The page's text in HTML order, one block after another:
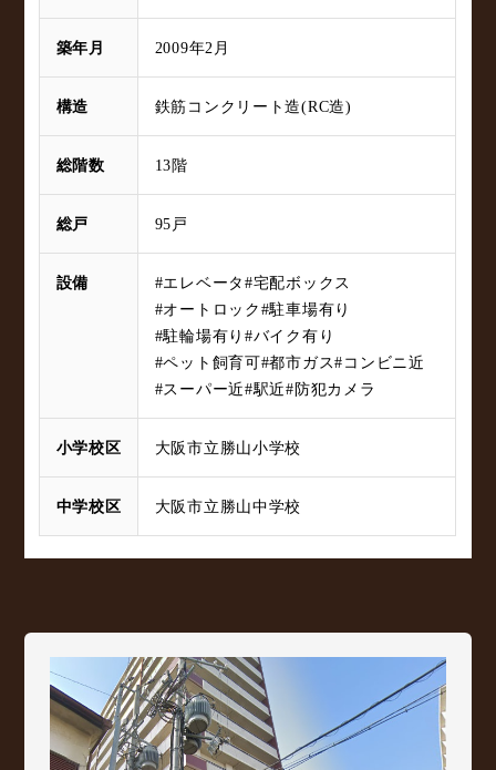
築年月 2009年2月
構造 鉄筋コンクリート造(RC造)
総階数 13階
総戸 95戸
設備 #エレベータ#宅配ボックス
#オートロック#駐車場有り
#駐輪場有り#バイク有り
#ペット飼育可#都市ガス#コンビニ近
#スーパー近#駅近#防犯カメラ
小学校区 大阪市立勝山小学校
中学校区 大阪市立勝山中学校